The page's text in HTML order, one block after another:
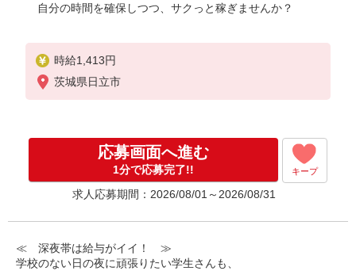
自分の時間を確保しつつ、サクっと稼ぎませんか？
時給1,413円
茨城県日立市
応募画面へ進む
1分で応募完了!! キープ
求人応募期間：2026/08/01～2026/08/31
≪ 深夜帯は給与がイイ！ ≫
学校のない日の夜に頑張りたい学生さんも、